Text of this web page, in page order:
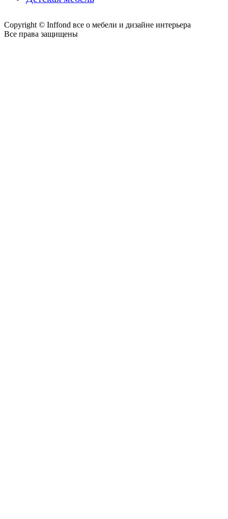
Copyright © Inffond все о мебели и дизайне интерьера
Все права защищены